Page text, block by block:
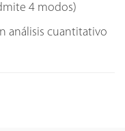
4 modos)
análisis cuantitativo